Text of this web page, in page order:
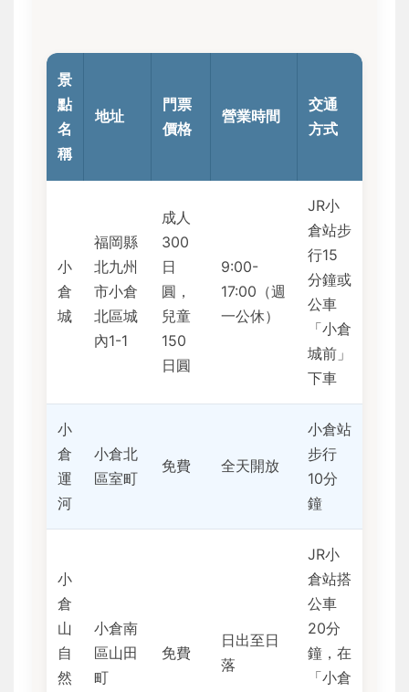
景
點
名
稱
地址
門票
價格
營業時間
交通
方式
小
倉
城
福岡縣
北九州
市小倉
北區城
內1-1
成人
300
日
圓，
兒童
150
日圓
9:00-
17:00（週
一公休）
JR小
倉站步
行15
分鐘或
公車
「小倉
城前」
下車
小
倉
運
河
小倉北
區室町
免費 全天開放
小倉站
步行
10分
鐘
小
倉
山
自
然
小倉南
區山田
町
免費
日出至日
落
JR小
倉站搭
公車
20分
鐘，在
「小倉